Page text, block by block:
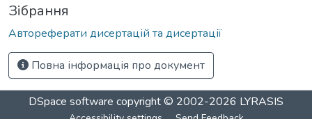
Зібрання
Автореферати дисертацій та дисертації
Повна інформація про документ
DSpace software copyright © 2002-2026 LYRASIS